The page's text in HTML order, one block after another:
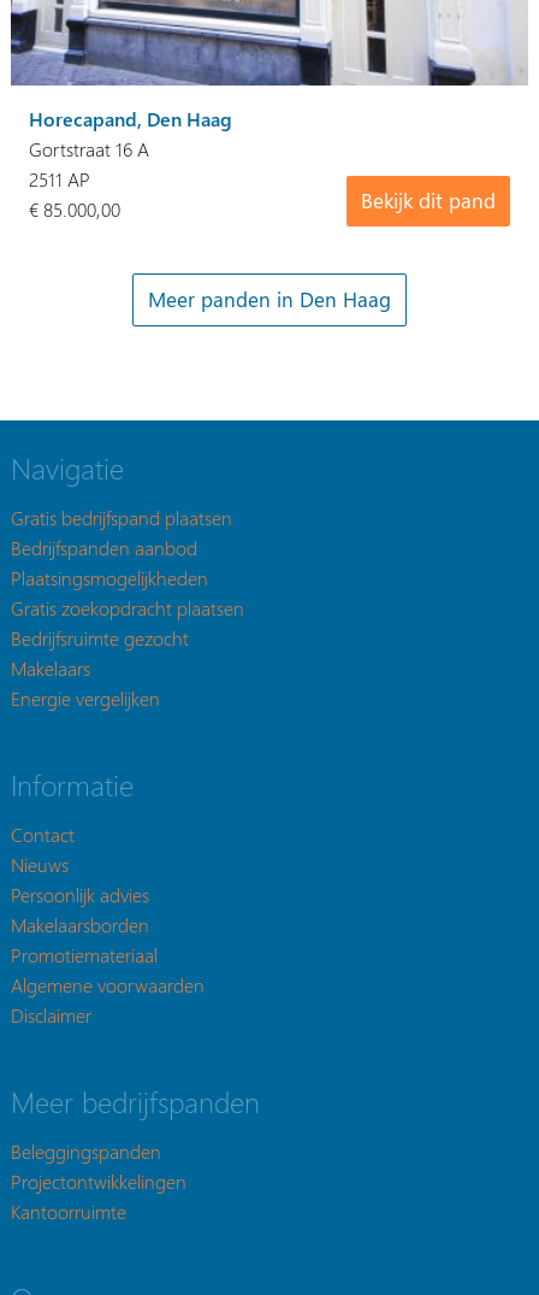
Horecapand, Den Haag
Gortstraat 16 A
Bekijk dit pand
2511 AP
€ 85.000,00
Meer panden in Den Haag
Navigatie
Gratis bedrijfspand plaatsen
Bedrijfspanden aanbod
Plaatsingsmogelijkheden
Gratis zoekopdracht plaatsen
Bedrijfsruimte gezocht
Makelaars
Energie vergelijken
Informatie
Contact
Nieuws
Persoonlijk advies
Makelaarsborden
Promotiemateriaal
Algemene voorwaarden
Disclaimer
Meer bedrijfspanden
Beleggingspanden
Projectontwikkelingen
Kantoorruimte